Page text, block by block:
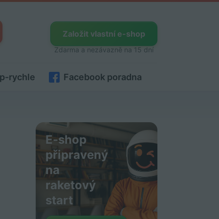
Založit vlastní e-shop
Zdarma a nezávazně na 15 dní
rychle Facebook poradna
E-shop
připravený
na
raketový
start